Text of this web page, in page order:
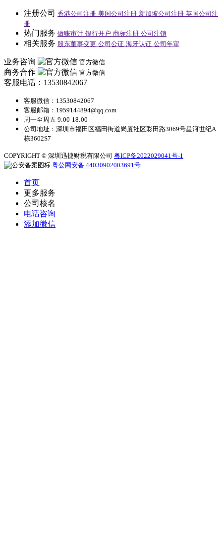
注册公司 香港公司注册 美国公司注册 新加坡公司注册 英国公司注
册
热门服务 做账审计 银行开户 商标注册 公司注销
相关服务 股东董事变更 公司公证 海牙认证 公司年审
业务咨询 官方微信
商务合作 官方微信
客服电话：13530842067
客服微信：13530842067
客服邮箱：1959144894@qq.com
周一至周五 9:00-18:00
公司地址：深圳市福田区福田街道岗厦社区彩田路3069号星河世纪A
栋3602S7
COPYRIGHT © 深圳迅捷财税有限公司 粤ICP备2022029041号-1
粤公网安备 44030902003691号
首页
更多服务
公司核名
电话咨询
添加微信